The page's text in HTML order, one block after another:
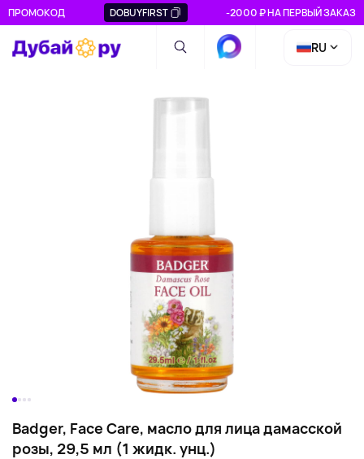
ПРОМОКОД DOBUYFIRST -2000 ₽ НА ПЕРВЫЙ ЗАКАЗ
RU
Badger, Face Care, масло для лица дамасской
розы, 29,5 мл (1 жидк. унц.)